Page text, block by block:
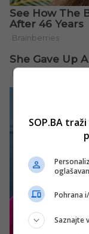
SOP.BA
Pohrana
Saznajte